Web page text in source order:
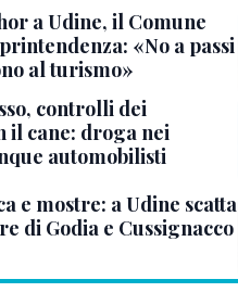
a Udine, il Comune
«No a passi
al turismo»
controlli dei
il cane: droga nei
automobilisti
e mostre: a Udine scatta
di Godia e Cussignacco